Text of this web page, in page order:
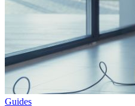
Guides